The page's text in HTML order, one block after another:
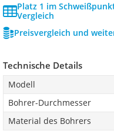
Platz 1 im
Vergleich
Preisvergleich und
Technische Details
Modell
Bohrer-Durchmesser
Material des Bohrers